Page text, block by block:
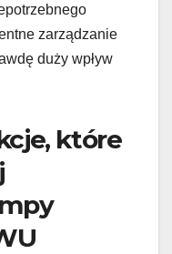
zarządzanie
duży wpływ
które